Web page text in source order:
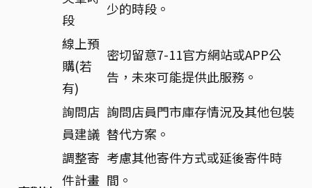
段
少的時段。
線上預
購(若
有)
密切留意7-11官方網站或APP公
告，未來可能提供此服務。
詢問店
員建議
詢問店員門市庫存情況及其他包裝
替代方案。
調整寄
件計畫
考慮其他寄件方式或延後寄件時
間。